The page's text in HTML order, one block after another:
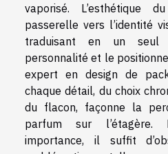
vaporisé. L’esthétique
passerelle vers l’identité
traduisant en un seul
personnalité et le
expert en design de
chaque détail, du choix
du flacon, façonne la
parfum sur l’étagère.
importance, il suffit